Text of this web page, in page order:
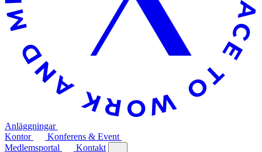
Anläggningar
Kontor
Konferens & Event
Medlemsportal
Kontakt